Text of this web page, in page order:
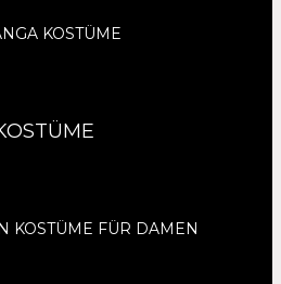
KOSTÜME
KOSTÜME FÜR DAMEN